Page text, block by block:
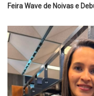
Feira Wave de Noivas e